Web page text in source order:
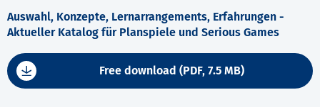
Auswahl, Konzepte, Lernarrangements, Erfahrungen -
Aktueller Katalog für Planspiele und Serious Games
Free download (PDF, 7.5 MB)